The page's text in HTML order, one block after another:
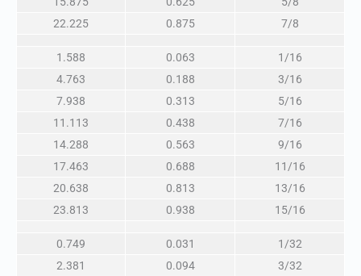
22.225
0.875 7/8
1.588 0.063
1/16
4.763
0.188
3/16
7.938
0.313
5/16
11.113
0.438
7/16
14.288
0.563
9/16
17.463
0.688
11/16
20.638
0.813
13/16
23.813
0.938 15/16
0.749 0.031
1/32
2.381
0.094
3/32